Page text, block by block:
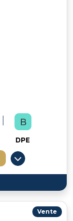
DPE
Vente